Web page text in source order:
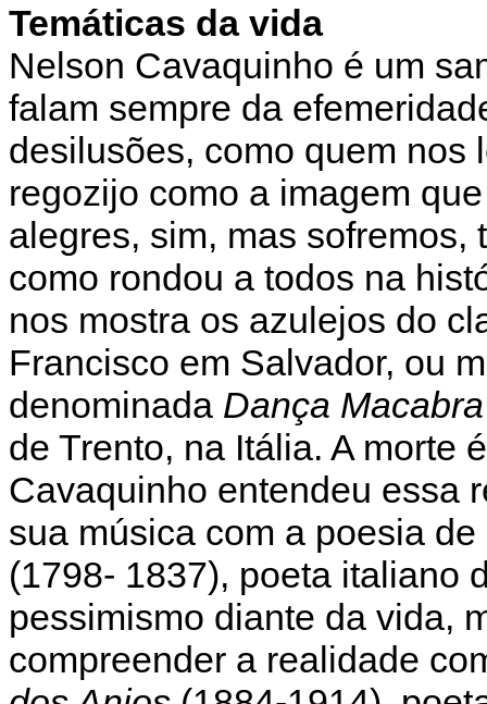
Temáticas da vida
Nelson Cavaquinho é um
falam sempre da
desilusões, como quem nos
regozijo como a imagem
alegres, sim, mas sofremos,
como rondou a todos na
nos mostra os azulejos do
Francisco em Salvador, ou
denominada Dança Macabra
de Trento, na Itália. A morte
Cavaquinho entendeu essa
sua música com a poesia
(1798- 1837), poeta italiano
pessimismo diante da vida,
compreender a realidade